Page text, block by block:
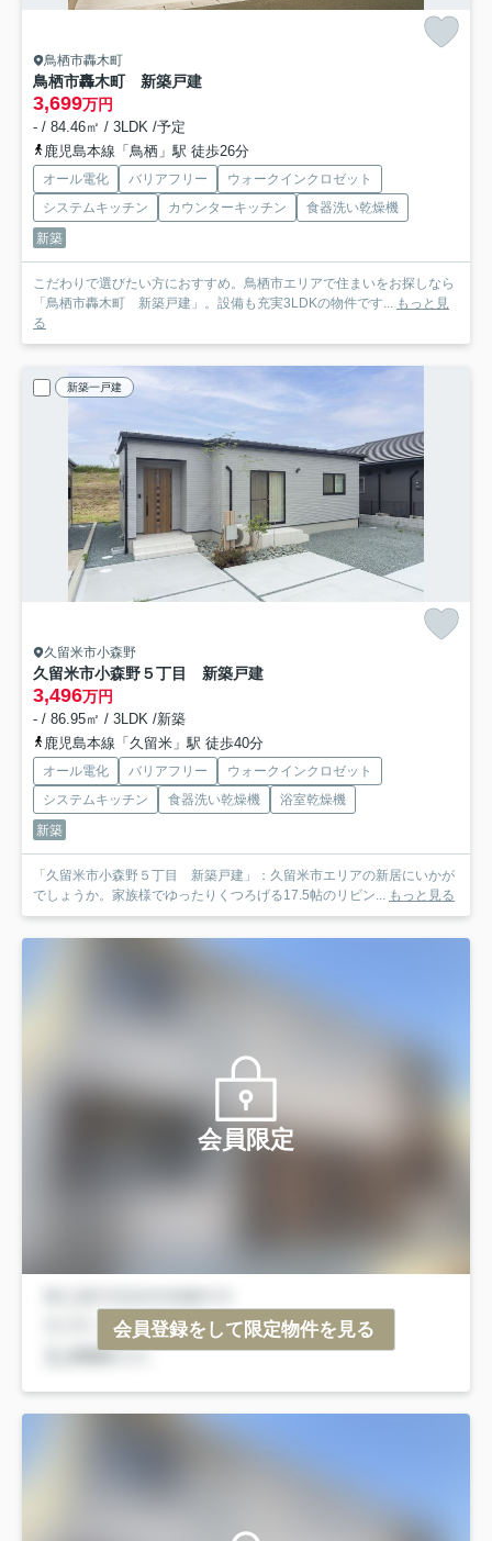
鳥栖市轟木町
鳥栖市轟木町 新築戸建
3,699万円
- / 84.46㎡ / 3LDK /予定
鹿児島本線「鳥栖」駅 徒歩26分
オール電化 バリアフリー
ウォークインクロゼット
システムキッチン
カウンターキッチン
食器洗い乾燥機
新築
こだわりで選びたい方におすすめ。鳥栖市エリアで住まいをお探しなら
「鳥栖市轟木町 新築戸建」。設備も充実3LDKの物件です... もっと見
る
新築一戸建
久留米市小森野
久留米市小森野５丁目 新築戸建
3,496万円
- / 86.95㎡ / 3LDK /新築
鹿児島本線「久留米」駅 徒歩40分
オール電化 バリアフリー
ウォークインクロゼット
システムキッチン
食器洗い乾燥機
浴室乾燥機
新築
「久留米市小森野５丁目 新築戸建」：久留米市エリアの新居にいかが
でしょうか。家族様でゆったりくつろげる17.5帖のリビン... もっと見る
会員限定
会員登録をして限定物件を見る